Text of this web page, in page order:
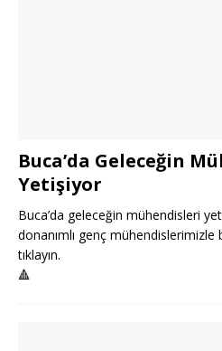
Buca’da Geleceğin
Yetişiyor
Buca’da geleceğin mühendisleri
donanımlı genç mühendislerimizle
tıklayın.
🔺